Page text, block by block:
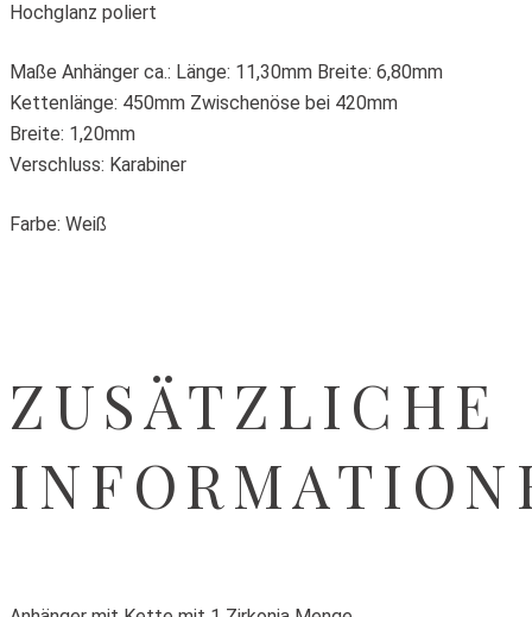
Hochglanz poliert
Maße Anhänger ca.: Länge: 11,30mm Breite: 6,80mm
Kettenlänge: 450mm Zwischenöse bei 420mm
Breite: 1,20mm
Verschluss: Karabiner
Farbe: Weiß
ZUSÄTZLICHE